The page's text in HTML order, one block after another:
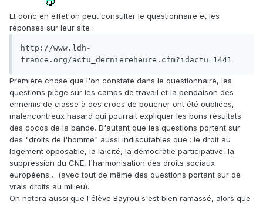
Et donc en effet on peut consulter le questionnaire et les
réponses sur leur site :
http://www.ldh-
france.org/actu_derniereheure.cfm?idactu=1441
Première chose que l'on constate dans le questionnaire, les
questions piège sur les camps de travail et la pendaison des
ennemis de classe à des crocs de boucher ont été oubliées,
malencontreux hasard qui pourrait expliquer les bons résultats
des cocos de la bande. D'autant que les questions portent sur
des "droits de l'homme" aussi indiscutables que : le droit au
logement opposable, la laïcité, la démocratie participative, la
suppression du CNE, l'harmonisation des droits sociaux
européens… (avec tout de même des questions portant sur de
vrais droits au milieu).
On notera aussi que l'élève Bayrou s'est bien ramassé, alors que